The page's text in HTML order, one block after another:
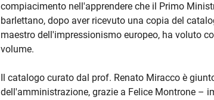
compiacimento nell'apprendere che il Primo
barlettano, dopo aver ricevuto una copia del
maestro dell'impressionismo europeo, ha voluto
volume.
Il catalogo curato dal prof. Renato Miracco è
dell'amministrazione, grazie a Felice Montrone –